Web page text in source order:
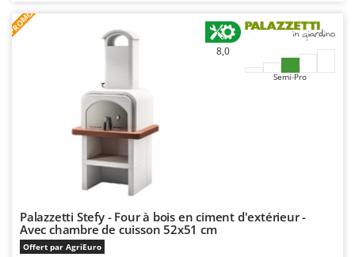
PROMO
8,0
Semi-Pro
Palazzetti Stefy - Four à bois en ciment d'extérieur -
Avec chambre de cuisson 52x51 cm
Offert par AgriEuro